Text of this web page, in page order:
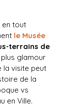
en tout
le Musée
terrains de
plus glamour
la visite peut
de la
vs
en Ville.